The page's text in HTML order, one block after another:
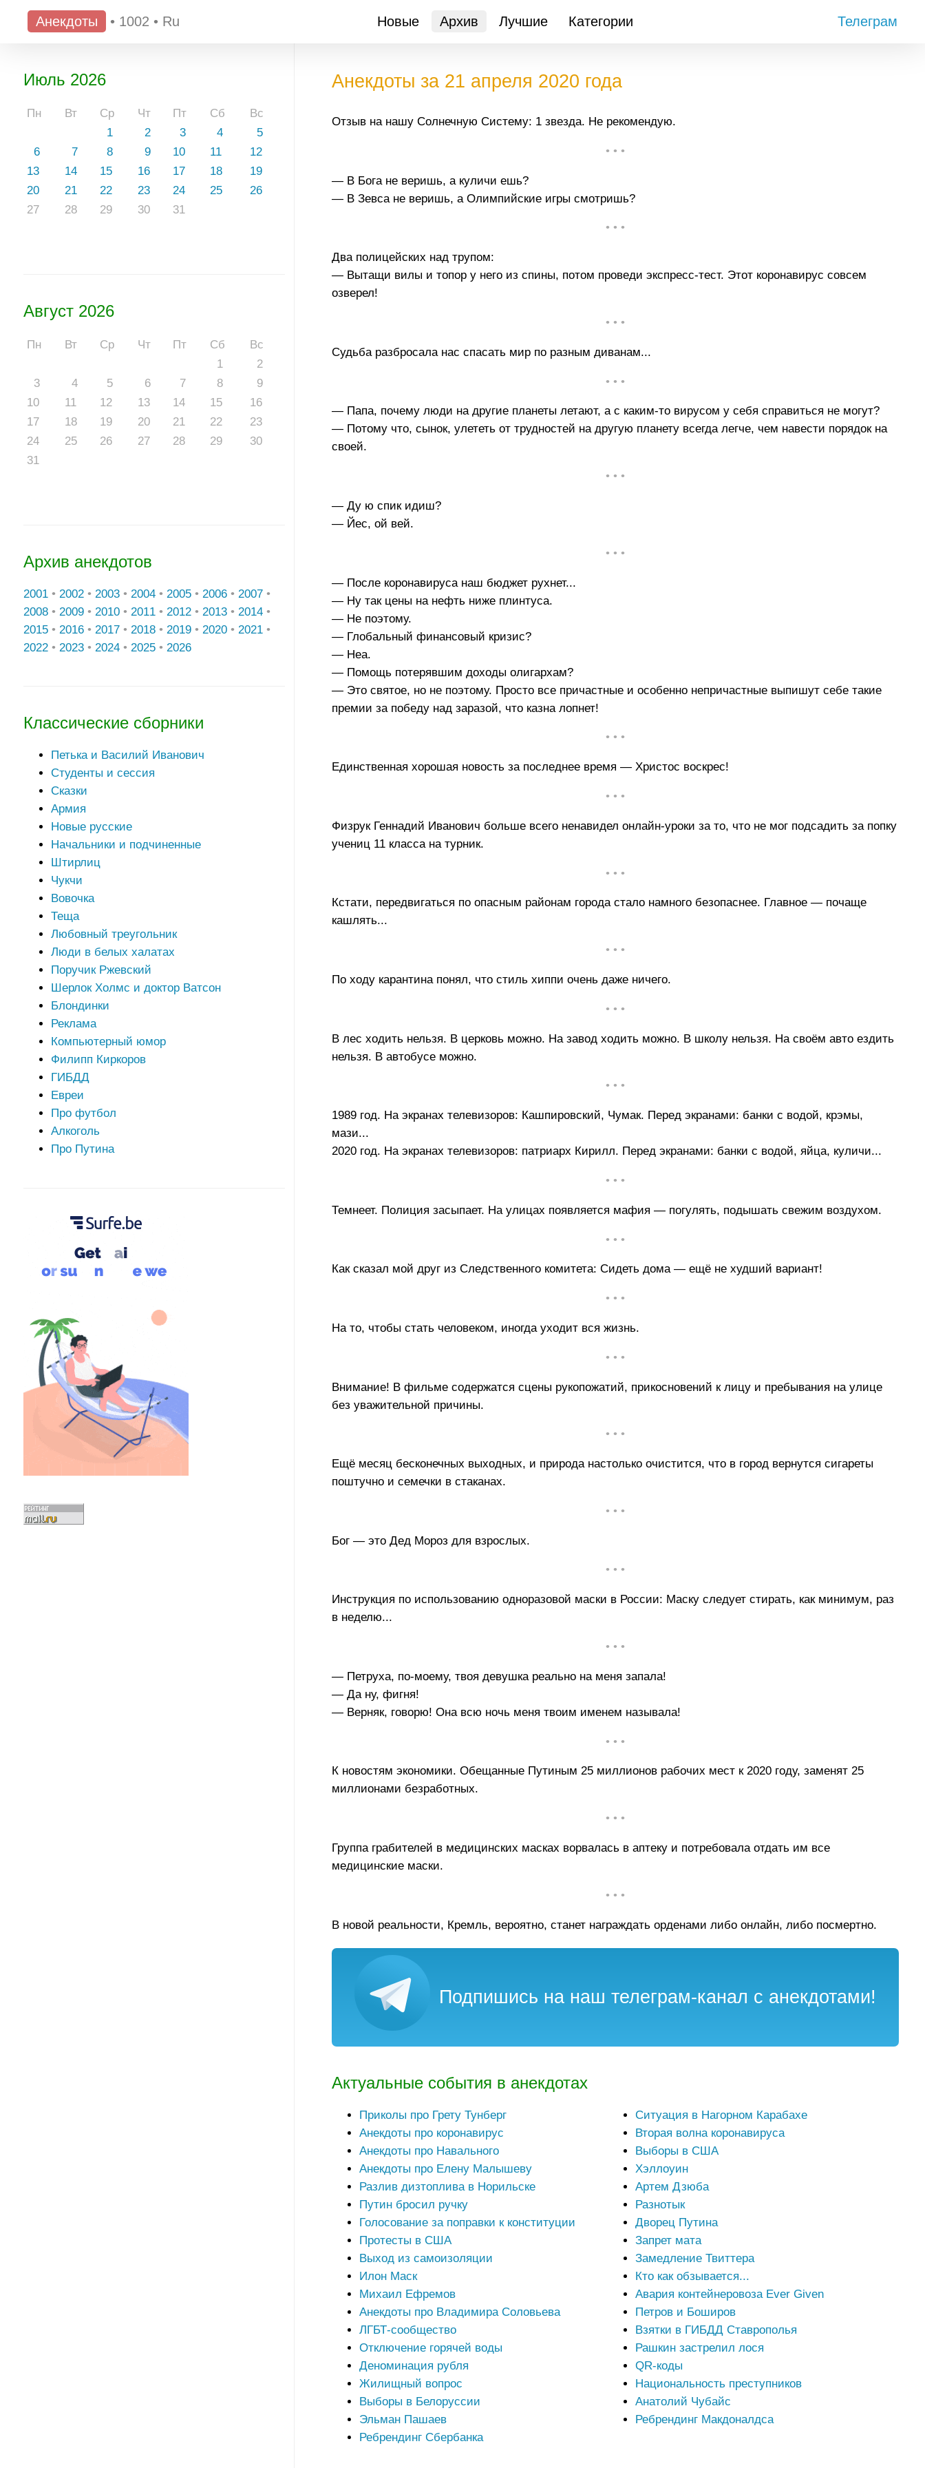
Анекдоты • 1002 • Ru Новые Архив Лучшие Категории Телеграм
Июль 2026
Пн Вт Ср Чт Пт Сб
Вс
1
2 3 4
5
6
7 8 9 10 11
12
13
14 15 16 17 18
19
20
21 22 23 24 25
26
27
28 29 30 31
Август 2026
Пн Вт Ср Чт Пт Сб
Вс
1
2
3
4 5 6 7 8
9
10
11 12 13 14 15
16
17
18 19 20 21 22
23
24
25 26 27 28 29
30
31
Архив анекдотов
2001 • 2002 • 2003 • 2004 • 2005 • 2006 • 2007 •
2008 • 2009 • 2010 • 2011 • 2012 • 2013 • 2014 •
2015 • 2016 • 2017 • 2018 • 2019 • 2020 • 2021 •
2022 • 2023 • 2024 • 2025 • 2026
Классические сборники
Петька и Василий Иванович
Студенты и сессия
Сказки
Армия
Новые русские
Начальники и подчиненные
Штирлиц
Чукчи
Вовочка
Теща
Любовный треугольник
Люди в белых халатах
Поручик Ржевский
Шерлок Холмс и доктор Ватсон
Блондинки
Реклама
Компьютерный юмор
Филипп Киркоров
ГИБДД
Евреи
Про футбол
Алкоголь
Про Путина
Анекдоты за 21 апреля 2020 года
Отзыв на нашу Солнечную Систему: 1 звезда. Не рекомендую.
• • •
— В Бога не веришь, а куличи ешь?
— В Зевса не веришь, а Олимпийские игры смотришь?
• • •
Два полицейских над трупом:
— Вытащи вилы и топор у него из спины, потом проведи экспресс-тест. Этот коронавирус совсем
озверел!
• • •
Судьба разбросала нас спасать мир по разным диванам...
• • •
— Папа, почему люди на другие планеты летают, а с каким-то вирусом у себя cправиться не могут?
— Потому что, сынок, улететь от трудностей на другую планету всегда легче, чем навести порядок на
своей.
• • •
— Ду ю спик идиш?
— Йес, ой вей.
• • •
— После коронавируса наш бюджет рухнет...
— Ну так цены на нефть ниже плинтуса.
— Не поэтому.
— Глобальный финансовый кризис?
— Неа.
— Помощь потерявшим доходы олигархам?
— Это святое, но не поэтому. Просто все причастные и особенно непричастные выпишут себе такие
премии за победу над заразой, что казна лопнет!
• • •
Единственная хорошая новость за последнее время — Христос воскрес!
• • •
Физрук Геннадий Иванович больше всего ненавидел онлайн-уроки за то, что не мог подсадить за попку
учениц 11 класса на турник.
• • •
Кстати, передвигаться по опасным районам города стало намного безопаснее. Главное — почаще
кашлять...
• • •
По ходу карантина понял, что стиль хиппи очень даже ничего.
• • •
В лес ходить нельзя. В церковь можно. На завод ходить можно. В школу нельзя. На своём авто ездить
нельзя. В автобусе можно.
• • •
1989 год. На экранах телевизоров: Кашпировский, Чумак. Перед экранами: банки с водой, крэмы,
мази...
2020 год. На экранах телевизоров: патриарх Кирилл. Перед экранами: банки с водой, яйца, куличи...
• • •
Темнеет. Полиция засыпает. На улицах появляется мафия — погулять, подышать свежим воздухом.
• • •
Как сказал мой друг из Следственного комитета: Сидеть дома — ещё не худший вариант!
• • •
На то, чтобы стать человеком, иногда уходит вся жизнь.
• • •
Внимание! В фильме содержатся сцены рукопожатий, прикосновений к лицу и пребывания на улице
без уважительной причины.
• • •
Ещё месяц бесконечных выходных, и природа настолько очистится, что в город вернутся сигареты
поштучно и семечки в стаканах.
• • •
Бог — это Дед Мороз для взрослых.
• • •
Инструкция по использованию одноразовой маски в России: Маску следует стирать, как минимум, раз
в неделю...
• • •
— Петруха, по-моему, твоя девушка реально на меня запала!
— Да ну, фигня!
— Верняк, говорю! Она всю ночь меня твоим именем называла!
• • •
К новостям экономики. Обещанные Путиным 25 миллионов рабочих мест к 2020 году, заменят 25
миллионами безработных.
• • •
Группа грабителей в медицинских масках ворвалась в аптеку и потребовала отдать им все
медицинские маски.
• • •
В новой реальности, Кремль, вероятно, станет награждать орденами либо онлайн, либо посмертно.
Подпишись на наш телеграм-канал с анекдотами!
Актуальные события в анекдотах
Приколы про Грету Тунберг
Анекдоты про коронавирус
Анекдоты про Навального
Анекдоты про Елену Малышеву
Разлив дизтоплива в Норильске
Путин бросил ручку
Голосование за поправки к конституции
Протесты в США
Выход из самоизоляции
Илон Маск
Михаил Ефремов
Анекдоты про Владимира Соловьева
ЛГБТ-сообщество
Отключение горячей воды
Деноминация рубля
Жилищный вопрос
Выборы в Белоруссии
Эльман Пашаев
Ребрендинг Сбербанка
Ситуация в Нагорном Карабахе
Вторая волна коронавируса
Выборы в США
Хэллоуин
Артем Дзюба
Разнотык
Дворец Путина
Запрет мата
Замедление Твиттера
Кто как обзывается...
Авария контейнеровоза Ever Given
Петров и Боширов
Взятки в ГИБДД Ставрополья
Рашкин застрелил лося
QR-коды
Национальность преступников
Анатолий Чубайс
Ребрендинг Макдоналдса